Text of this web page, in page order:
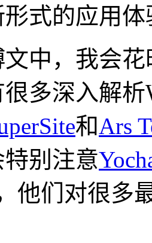
式的应用体
中，我会
多深入解
和Ars
特别注意
他们对很多